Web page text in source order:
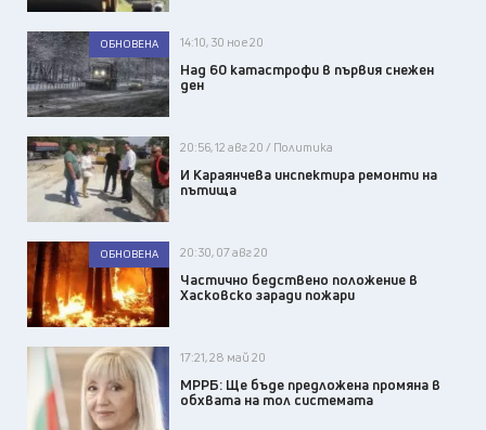
ОБНОВЕНА 14:10, 30 ное 20
Над 60 катастрофи в първия снежен
ден
20:56, 12 авг 20 / Политика
И Караянчева инспектира ремонти на
пътища
ОБНОВЕНА 20:30, 07 авг 20
Частично бедствено положение в
Хасковско заради пожари
17:21, 28 май 20
МРРБ: Ще бъде предложена промяна в
обхвата на тол системата